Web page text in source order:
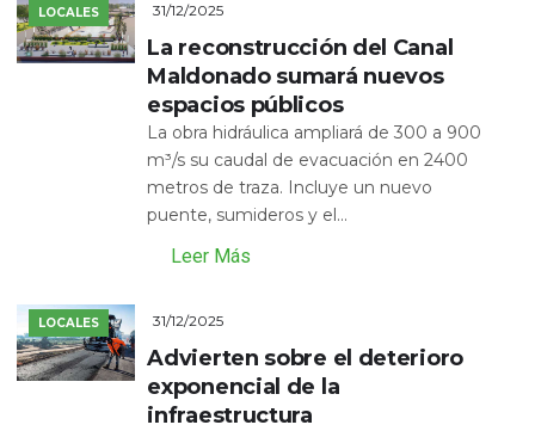
LOCALES 31/12/2025
La reconstrucción del Canal
Maldonado sumará nuevos
espacios públicos
La obra hidráulica ampliará de 300 a 900
m³/s su caudal de evacuación en 2400
metros de traza. Incluye un nuevo
puente, sumideros y el...
Leer Más
LOCALES 31/12/2025
Advierten sobre el deterioro
exponencial de la
infraestructura